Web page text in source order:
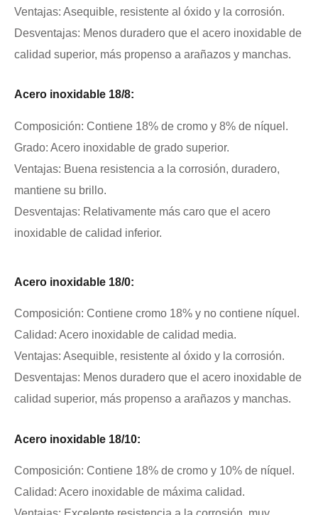
Ventajas: Asequible, resistente al óxido y la corrosión.
Desventajas: Menos duradero que el acero inoxidable de
calidad superior, más propenso a arañazos y manchas.
Acero inoxidable 18/8:
Composición: Contiene 18% de cromo y 8% de níquel.
Grado: Acero inoxidable de grado superior.
Ventajas: Buena resistencia a la corrosión, duradero,
mantiene su brillo.
Desventajas: Relativamente más caro que el acero
inoxidable de calidad inferior.
Acero inoxidable 18/0:
Composición: Contiene cromo 18% y no contiene níquel.
Calidad: Acero inoxidable de calidad media.
Ventajas: Asequible, resistente al óxido y la corrosión.
Desventajas: Menos duradero que el acero inoxidable de
calidad superior, más propenso a arañazos y manchas.
Acero inoxidable 18/10:
Composición: Contiene 18% de cromo y 10% de níquel.
Calidad: Acero inoxidable de máxima calidad.